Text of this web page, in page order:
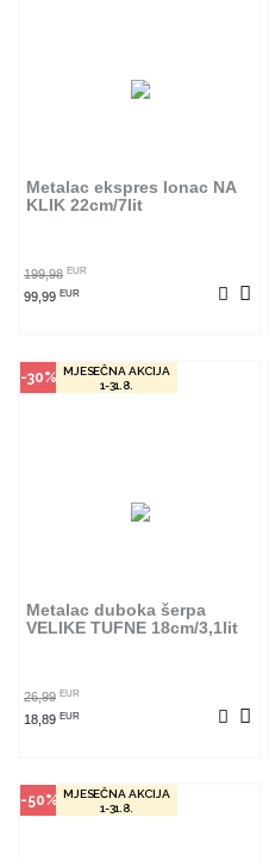
Metalac ekspres lonac NA
KLIK 22cm/7lit
199,98 EUR
99,99 EUR
Način kupovine
možete kupiti.
Metalac duboka šerpa
VELIKE TUFNE 18cm/3,1lit
26,99 EUR
18,89 EUR
-30% MJESEČNA AKCIJA
1-31.8.
Način kupovine
možete kupiti.
-50% MJESEČNA AKCIJA
1-31.8.